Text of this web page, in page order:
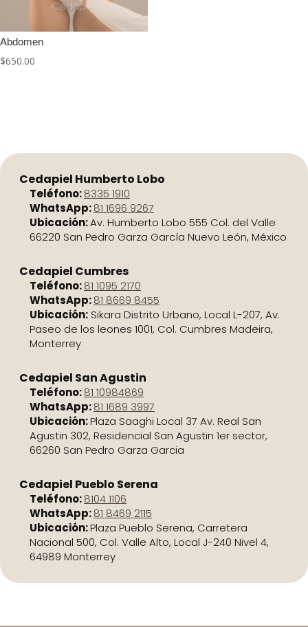
Abdomen
$650.00
Cedapiel Humberto Lobo
Teléfono:8335 1910
WhatsApp:81 1696 9267
Ubicación:Av. Humberto Lobo 555 Col. del Valle
66220 San Pedro Garza García Nuevo León, México
Cedapiel Cumbres
Teléfono:81 1095 2170
WhatsApp:81 8669 8455
Ubicación: Sikara Distrito Urbano, Local L-207, Av.
Paseo de los leones 1001, Col. Cumbres Madeira,
Monterrey
Cedapiel San Agustin
Teléfono:81 10984869
WhatsApp:81 1689 3997
Ubicación:Plaza Saaghi Local 37 Av. Real San
Agustin 302, Residencial San Agustin 1er sector,
66260 San Pedro Garza Garcia
Cedapiel Pueblo Serena
Teléfono:8104 1106
WhatsApp:81 8469 2115
Ubicación:Plaza Pueblo Serena, Carretera
Nacional 500, Col. Valle Alto, Local J-240 Nivel 4,
64989 Monterrey